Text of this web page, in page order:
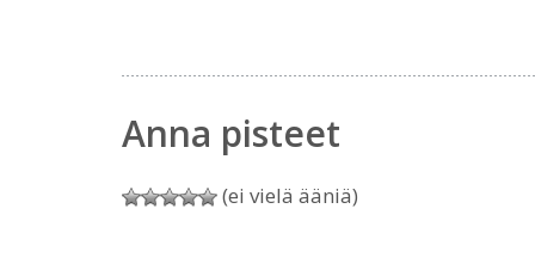
Anna pisteet
(ei vielä ääniä)